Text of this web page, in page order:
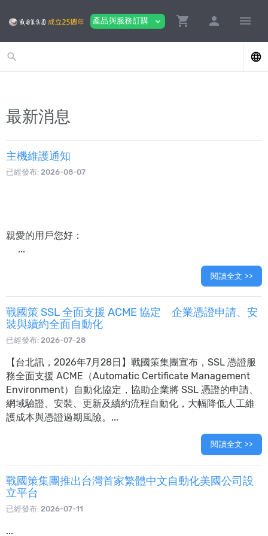
產品與服務訂購 expand_more shopping_cart person menu
search language
最新消息
主機維護通知
已經發布: 2026-08-07
親愛的用戶您好：
...
閱讀全文 >>
戰國策 SSL 全面支援 ACME 協定 企業憑證申請、安
裝與續約全面自動化
已經發布: 2026-07-28
【台北訊，2026年7月28日】戰國策集團宣布，SSL 憑證服
務全面支援 ACME（Automatic Certificate Management
Environment）自動化協定，協助企業將 SSL 憑證的申請、
網域驗證、安裝、更新及續約流程自動化，大幅降低人工維
護成本與憑證過期風險。...
閱讀全文 >>
戰國策集團推出台灣首家繁體中文自動化美國公司設
立平台
已經發布: 2026-07-11
...